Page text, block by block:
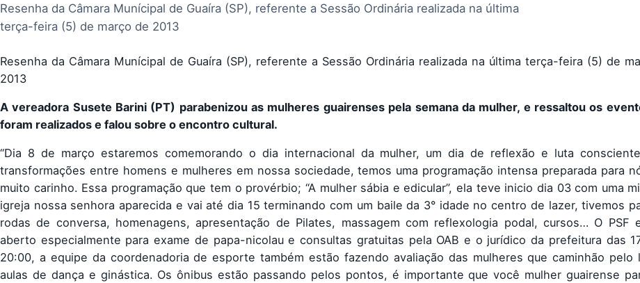
Resenha da Câmara Munícipal de Guaíra (SP), referente a Sessão Ordinária realizada na última
terça-feira (5) de março de 2013
Resenha da Câmara Munícipal de Guaíra (SP), referente a Sessão Ordinária realizada na última terça-feira (5) de
2013
A vereadora Susete Barini (PT) parabenizou as mulheres guairenses pela semana da mulher, e ressaltou os
foram realizados e falou sobre o encontro cultural.
“Dia 8 de março estaremos comemorando o dia internacional da mulher, um dia de reflexão e luta
transformações entre homens e mulheres em nossa sociedade, temos uma programação intensa preparada para
muito carinho. Essa programação que tem o provérbio; “A mulher sábia e edicular”, ela teve inicio dia 03 com uma
igreja nossa senhora aparecida e vai até dia 15 terminando com um baile da 3° idade no centro de lazer, tivemos
rodas de conversa, homenagens, apresentação de Pilates, massagem com reflexologia podal, cursos… O PSF
aberto especialmente para exame de papa-nicolau e consultas gratuitas pela OAB e o jurídico da prefeitura das
20:00, a equipe da coordenadoria de esporte também estão fazendo avaliação das mulheres que caminhão pelo
aulas de dança e ginástica. Os ônibus estão passando pelos pontos, é importante que você mulher guairense